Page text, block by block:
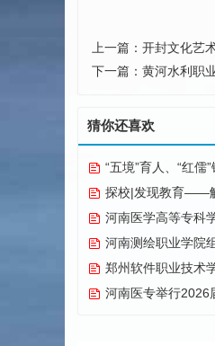
上一篇： 开封文化艺
下一篇： 黄河水利职
猜你还喜欢
“五境”育人、“红儒”
探校|发现教育——
河南医学高等专科学校基
河南测绘职业学院组
郑州软件职业技术学院召开
河南医专举行2026